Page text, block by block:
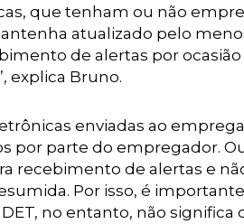
que tenham ou não
atualizado pelo
de alertas por
explica Bruno.
enviadas ao
por parte do empregador.
de alertas e não
Por isso, é
no entanto, não significa